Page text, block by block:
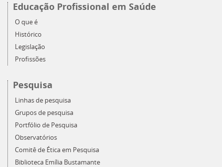
Educação Profissional em Saúde
O que é
Histórico
Legislação
Profissões
Pesquisa
Linhas de pesquisa
Grupos de pesquisa
Portfólio de Pesquisa
Observatórios
Comitê de Ética em Pesquisa
Biblioteca Emília Bustamante